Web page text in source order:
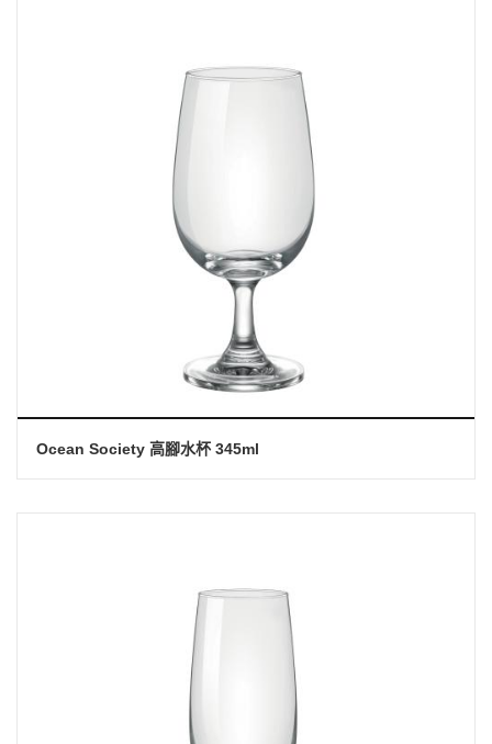
Ocean Society 高腳水杯 345ml